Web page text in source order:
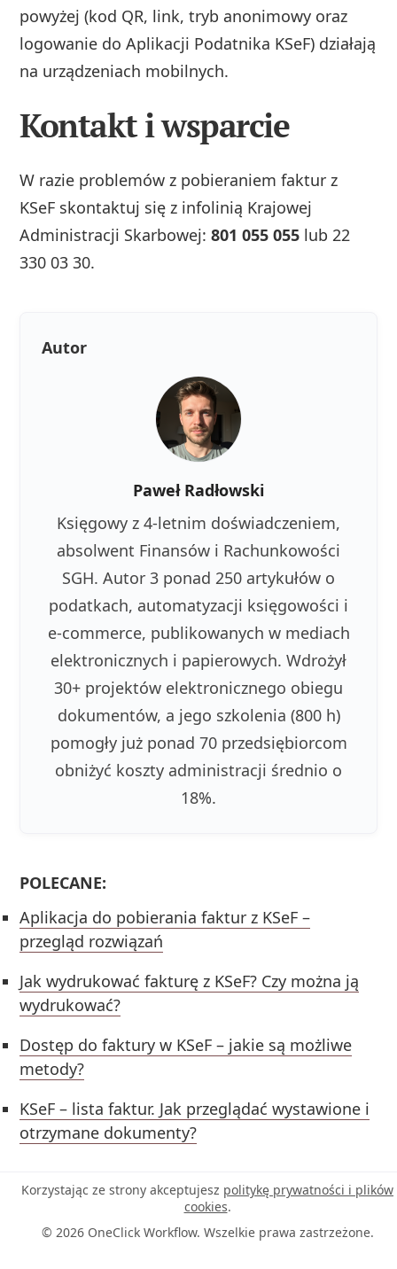
powyżej (kod QR, link, tryb anonimowy oraz
logowanie do Aplikacji Podatnika KSeF) działają
na urządzeniach mobilnych.
Kontakt i wsparcie
W razie problemów z pobieraniem faktur z
KSeF skontaktuj się z infolinią Krajowej
Administracji Skarbowej:801 055 055 lub 22
330 03 30.
Autor
Paweł Radłowski
Księgowy z 4-letnim doświadczeniem,
absolwent Finansów i Rachunkowości
SGH. Autor 3 ponad 250 artykułów o
podatkach, automatyzacji księgowości i
e-commerce, publikowanych w mediach
elektronicznych i papierowych. Wdrożył
30+ projektów elektronicznego obiegu
dokumentów, a jego szkolenia (800 h)
pomogły już ponad 70 przedsiębiorcom
obniżyć koszty administracji średnio o
18%.
POLECANE:
Aplikacja do pobierania faktur z KSeF –
przegląd rozwiązań
Jak wydrukować fakturę z KSeF? Czy można ją
wydrukować?
Dostęp do faktury w KSeF – jakie są możliwe
metody?
KSeF – lista faktur. Jak przeglądać wystawione i
otrzymane dokumenty?
Korzystając ze strony akceptujesz politykę prywatności i plików
cookies.
© 2026 OneClick Workflow. Wszelkie prawa zastrzeżone.